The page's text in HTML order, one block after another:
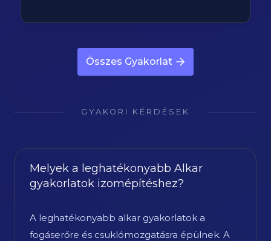
Összes Gyakorlat
GYAKORI KÉRDÉSEK
Melyek a leghatékonyabb Alkar
gyakorlatok izomépítéshez?
A leghatékonyabb alkar gyakorlatok a
fogáserőre és csuklómozgatásra épülnek. A